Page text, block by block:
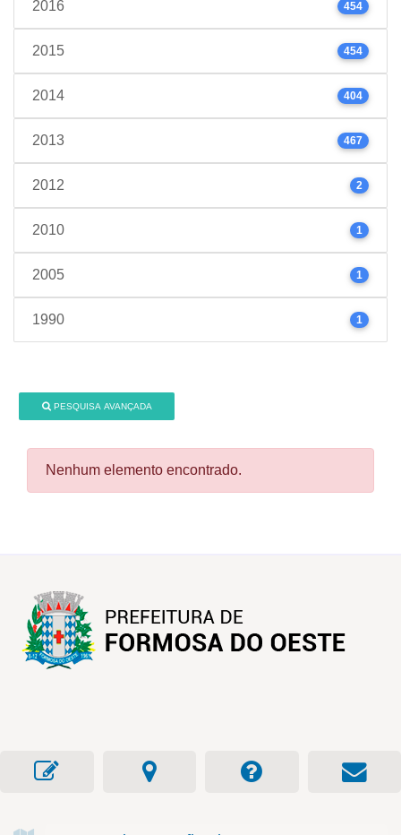
2016 454
2015 454
2014 404
2013 467
2012 2
2010 1
2005 1
1990 1
PESQUISA AVANÇADA
Nenhum elemento encontrado.